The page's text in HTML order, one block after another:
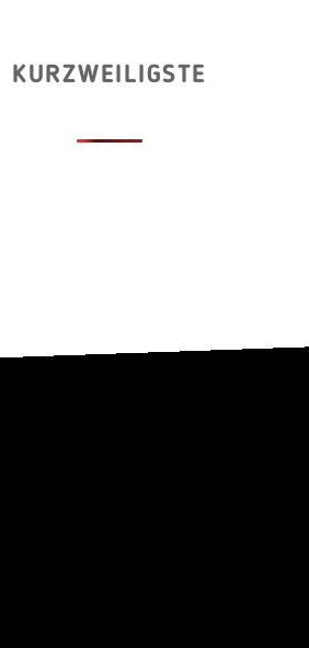
KURZWEILIGSTE